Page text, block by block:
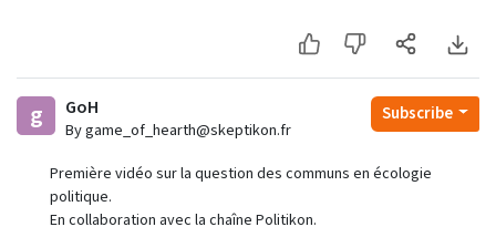
99 views
framasoft@framatube.org
5
Conférence sur les Communs de la
7 years ago•86 views
g GoH
By game_of_hearth@skeptikon.fr
Subscribe
Première vidéo sur la question des communs en écologie
politique.
En collaboration avec la chaîne Politikon.